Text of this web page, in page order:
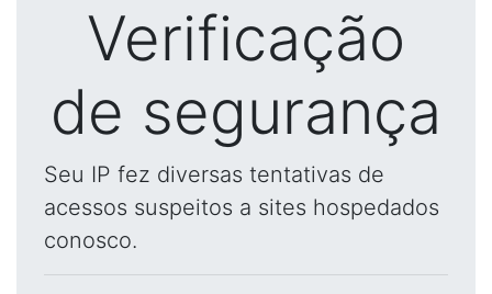
Verificação
de segurança
Seu IP fez diversas tentativas de
acessos suspeitos a sites hospedados
conosco.